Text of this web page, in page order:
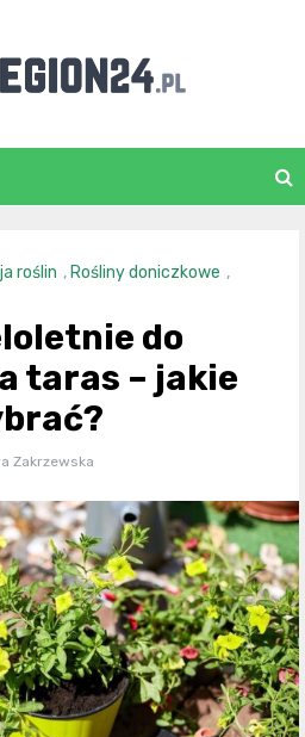
roślin ,Rośliny doniczkowe ,
do
taras – jakie
Zakrzewska